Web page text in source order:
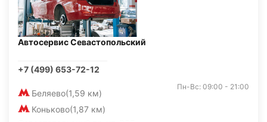
Автосервис Севастопольский
+7 (499) 653-72-12
Беляево(1,59 км)
Коньково(1,87 км)
Пн-Вс: 09:00 - 21:00